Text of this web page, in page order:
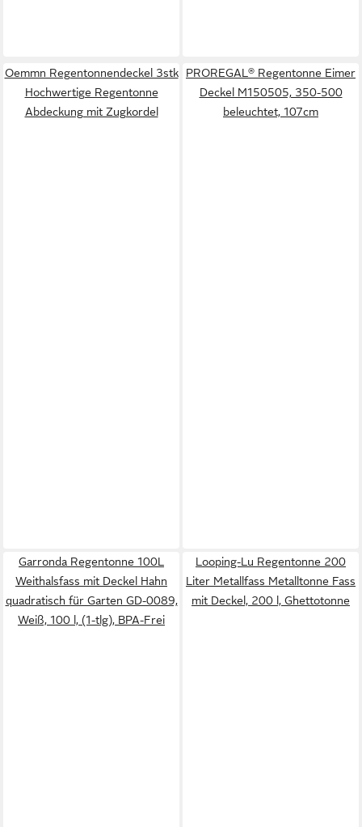
Oemmn Regentonnendeckel 3stk
Hochwertige Regentonne
Abdeckung mit Zugkordel
PROREGAL® Regentonne Eimer
Deckel M150505, 350-500
beleuchtet, 107cm
Garronda Regentonne 100L
Weithalsfass mit Deckel Hahn
quadratisch für Garten GD-0089,
Weiß, 100 l, (1-tlg), BPA-Frei
Looping-Lu Regentonne 200
Liter Metallfass Metalltonne Fass
mit Deckel, 200 l, Ghettotonne